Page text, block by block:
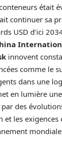
était
continuer sa
USD d’ici
innovent
comme le
dans une
en lumière
des
et les exigences